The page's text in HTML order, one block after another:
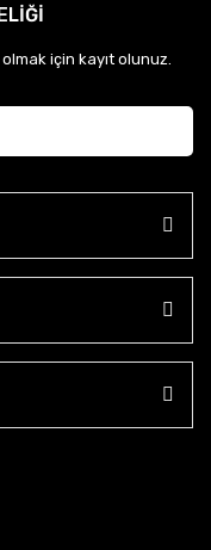
için kayıt olunuz.